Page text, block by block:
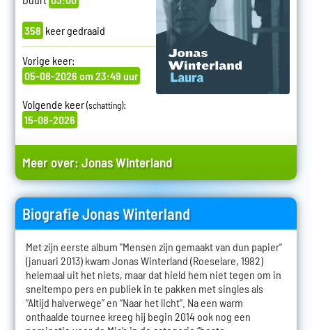
358 keer gedraaid
Vorige keer:
05-08-2026 om 23:49 uur
Volgende keer(schatting):
15-08-2026
Meer over:Jonas Winterland
Biografie Jonas Winterland
Met zijn eerste album "Mensen zijn gemaakt van dun papier"
(januari 2013) kwam Jonas Winterland (Roeselare, 1982)
helemaal uit het niets, maar dat hield hem niet tegen om in
sneltempo pers en publiek in te pakken met singles als
“Altijd halverwege” en “Naar het licht”. Na een warm
onthaalde tournee kreeg hij begin 2014 ook nog een